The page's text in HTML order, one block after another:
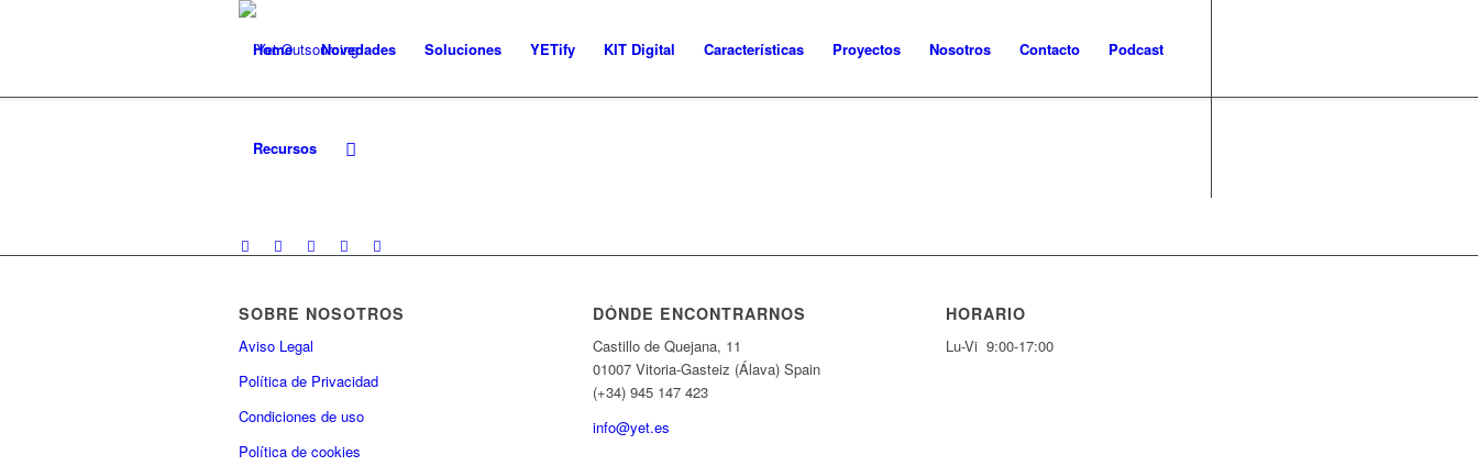
Home Novedades Soluciones YETify KIT Digital Características Proyectos Nosotros Contacto Podcast
Recursos
SOBRE NOSOTROS
Aviso Legal
Política de Privacidad
Condiciones de uso
Política de cookies
DÓNDE ENCONTRARNOS
Castillo de Quejana, 11
01007 Vitoria-Gasteiz (Álava) Spain
(+34) 945 147 423
info@yet.es
HORARIO
Lu-Vi 9:00-17:00